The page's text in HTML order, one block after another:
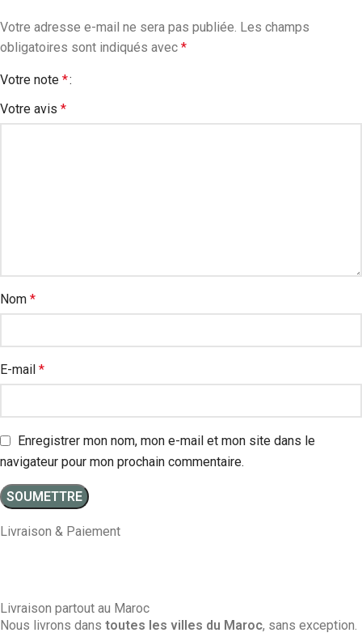
Votre adresse e-mail ne sera pas publiée. Les champs
obligatoires sont indiqués avec *
Votre note *
Votre avis *
Nom *
E-mail *
Enregistrer mon nom, mon e-mail et mon site dans le
navigateur pour mon prochain commentaire.
Livraison & Paiement
Livraison partout au Maroc
Nous livrons dans toutes les villes du Maroc, sans exception.